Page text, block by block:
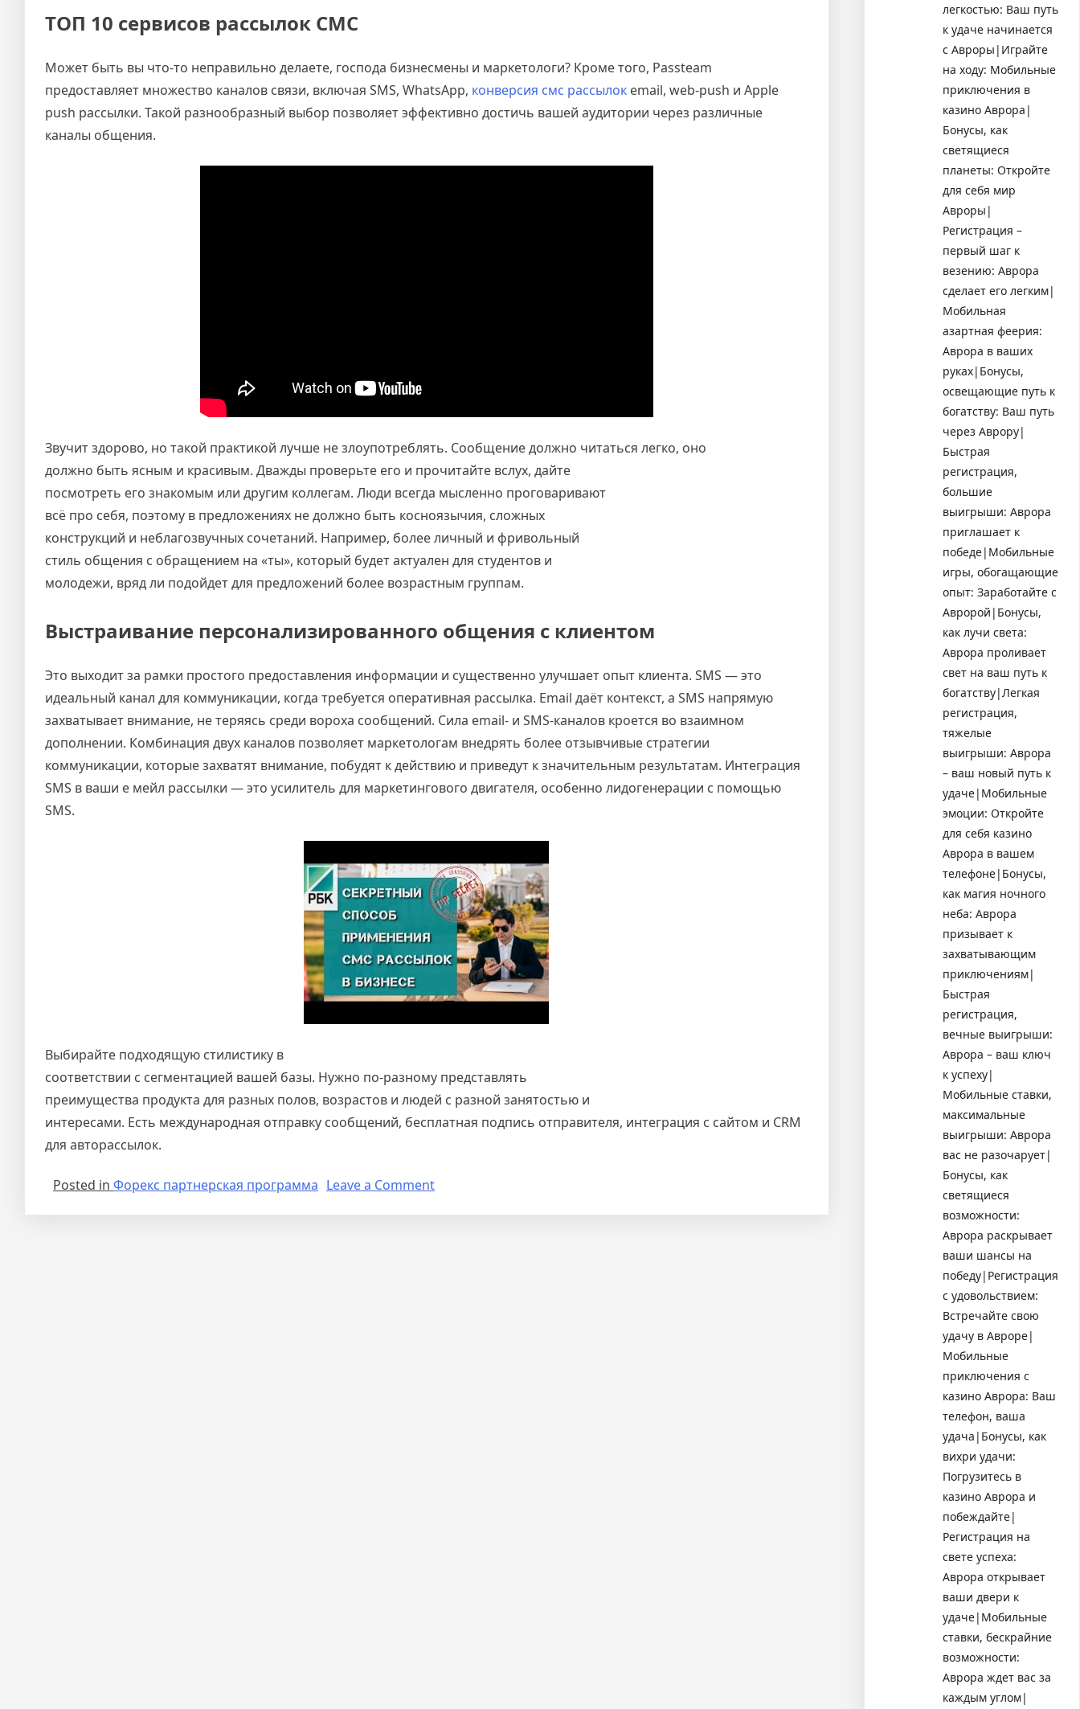
ТОП 10 сервисов рассылок СМС
Может быть вы что-то неправильно делаете, господа бизнесмены и маркетологи? Кроме того, Passteam
предоставляет множество каналов связи, включая SMS, WhatsApp, конверсия смс рассылок email, web-push и Apple
push рассылки. Такой разнообразный выбор позволяет эффективно достичь вашей аудитории через различные
каналы общения.
Звучит здорово, но такой практикой лучше не злоупотреблять. Сообщение должно читаться легко, оно
должно быть ясным и красивым. Дважды проверьте его и прочитайте вслух, дайте
посмотреть его знакомым или другим коллегам. Люди всегда мысленно проговаривают
всё про себя, поэтому в предложениях не должно быть косноязычия, сложных
конструкций и неблагозвучных сочетаний. Например, более личный и фривольный
стиль общения с обращением на «ты», который будет актуален для студентов и
молодежи, вряд ли подойдет для предложений более возрастным группам.
Выстраивание персонализированного общения с клиентом
Это выходит за рамки простого предоставления информации и существенно улучшает опыт клиента. SMS — это
идеальный канал для коммуникации, когда требуется оперативная рассылка. Email даёт контекст, а SMS напрямую
захватывает внимание, не теряясь среди вороха сообщений. Сила email- и SMS-каналов кроется во взаимном
дополнении. Комбинация двух каналов позволяет маркетологам внедрять более отзывчивые стратегии
коммуникации, которые захватят внимание, побудят к действию и приведут к значительным результатам. Интеграция
SMS в ваши е мейл рассылки — это усилитель для маркетингового двигателя, особенно лидогенерации с помощью
SMS.
Выбирайте подходящую стилистику в
соответствии с сегментацией вашей базы. Нужно по-разному представлять
преимущества продукта для разных полов, возрастов и людей с разной занятостью и
интересами. Есть международная отправку сообщений, бесплатная подпись отправителя, интеграция с сайтом и CRM
для авторассылок.
Posted in Форекс партнерская программа Leave a Commenton
легкостью: Ваш путь
к удаче начинается
с Авроры|Играйте
на ходу: Мобильные
приключения в
казино Аврора|
Бонусы, как
светящиеся
планеты: Откройте
для себя мир
Авроры|
Регистрация –
первый шаг к
везению: Аврора
сделает его легким|
Мобильная
азартная феерия:
Аврора в ваших
руках|Бонусы,
освещающие путь к
богатству: Ваш путь
через Аврору|
Быстрая
регистрация,
большие
выигрыши: Аврора
приглашает к
победе|Мобильные
игры, обогащающие
опыт: Заработайте с
Авророй|Бонусы,
как лучи света:
Аврора проливает
свет на ваш путь к
богатству|Легкая
регистрация,
тяжелые
выигрыши: Аврора
– ваш новый путь к
удаче|Мобильные
эмоции: Откройте
для себя казино
Аврора в вашем
телефоне|Бонусы,
как магия ночного
неба: Аврора
призывает к
захватывающим
приключениям|
Быстрая
регистрация,
вечные выигрыши:
Аврора – ваш ключ
к успеху|
Мобильные ставки,
максимальные
выигрыши: Аврора
вас не разочарует|
Бонусы, как
светящиеся
возможности:
Аврора раскрывает
ваши шансы на
победу|Регистрация
с удовольствием:
Встречайте свою
удачу в Авроре|
Мобильные
приключения с
казино Аврора: Ваш
телефон, ваша
удача|Бонусы, как
вихри удачи:
Погрузитесь в
казино Аврора и
побеждайте|
Регистрация на
свете успеха:
Аврора открывает
ваши двери к
удаче|Мобильные
ставки, бескрайние
возможности:
Аврора ждет вас за
каждым углом|